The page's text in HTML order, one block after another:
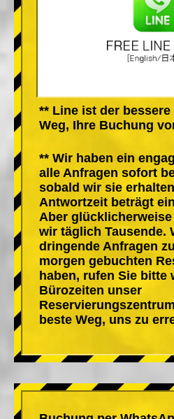
** Line ist der
Weg, Ihre Buchung
** Wir haben ein
alle Anfragen sofort
sobald wir sie
Antwortzeit beträgt
Aber
wir täglich Tausende.
dringende Anfragen
morgen gebuchten
haben, rufen Sie bitte
Bürozeiten unser
beste Weg, uns zu